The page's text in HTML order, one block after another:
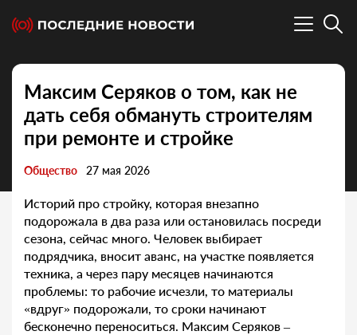
Максим Серяков о том, как не
дать себя обмануть строителям
при ремонте и стройке
Общество 27 мая 2026
Историй про стройку, которая внезапно
подорожала в два раза или остановилась посреди
сезона, сейчас много. Человек выбирает
подрядчика, вносит аванс, на участке появляется
техника, а через пару месяцев начинаются
проблемы: то рабочие исчезли, то материалы
«вдруг» подорожали, то сроки начинают
бесконечно переноситься. Максим Серяков –